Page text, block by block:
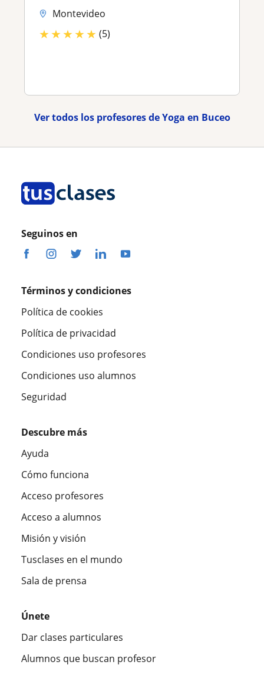
Montevideo
★★★★★ (5)
Ver todos los profesores de Yoga en Buceo
Seguinos en
Términos y condiciones
Política de cookies
Política de privacidad
Condiciones uso profesores
Condiciones uso alumnos
Seguridad
Descubre más
Ayuda
Cómo funciona
Acceso profesores
Acceso a alumnos
Misión y visión
Tusclases en el mundo
Sala de prensa
Únete
Dar clases particulares
Alumnos que buscan profesor